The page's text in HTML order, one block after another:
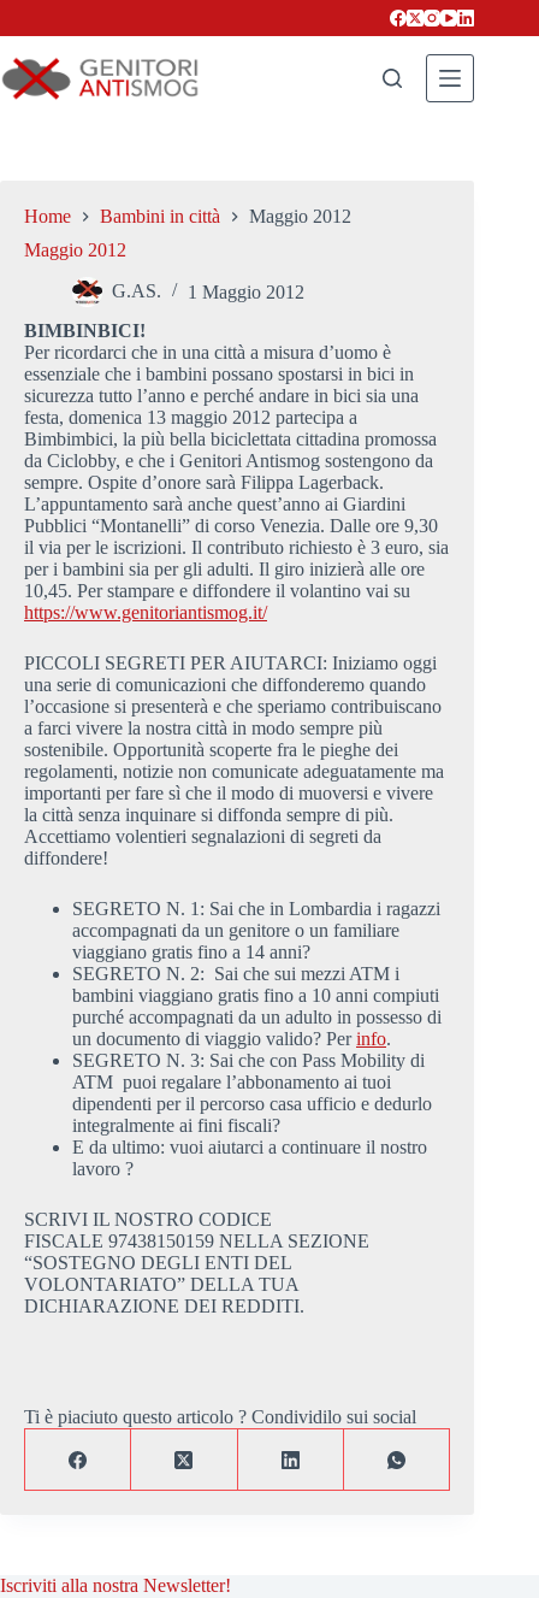
Home Bambini in città
Maggio 2012
Maggio 2012
G.AS.
1 Maggio 2012
BIMBINBICI!
Per ricordarci che in una città a misura d’uomo è
essenziale che i bambini possano spostarsi in bici in
sicurezza tutto l’anno e perché andare in bici sia una
festa, domenica 13 maggio 2012 partecipa a
Bimbimbici, la più bella biciclettata cittadina promossa
da Ciclobby, e che i Genitori Antismog sostengono da
sempre. Ospite d’onore sarà Filippa Lagerback.
L’appuntamento sarà anche quest’anno ai Giardini
Pubblici “Montanelli” di corso Venezia. Dalle ore 9,30
il via per le iscrizioni. Il contributo richiesto è 3 euro, sia
per i bambini sia per gli adulti. Il giro inizierà alle ore
10,45. Per stampare e diffondere il volantino vai su
https://www.genitoriantismog.it/
PICCOLI SEGRETI PER AIUTARCI: Iniziamo oggi
una serie di comunicazioni che diffonderemo quando
l’occasione si presenterà e che speriamo contribuiscano
a farci vivere la nostra città in modo sempre più
sostenibile. Opportunità scoperte fra le pieghe dei
regolamenti, notizie non comunicate adeguatamente ma
importanti per fare sì che il modo di muoversi e vivere
la città senza inquinare si diffonda sempre di più.
Accettiamo volentieri segnalazioni di segreti da
diffondere!
SEGRETO N. 1: Sai che in Lombardia i ragazzi
accompagnati da un genitore o un familiare
viaggiano gratis fino a 14 anni?
SEGRETO N. 2: Sai che sui mezzi ATM i
bambini viaggiano gratis fino a 10 anni compiuti
purché accompagnati da un adulto in possesso di
un documento di viaggio valido? Perinfo.
SEGRETO N. 3: Sai che con Pass Mobility di
ATM puoi regalare l’abbonamento ai tuoi
dipendenti per il percorso casa ufficio e dedurlo
integralmente ai fini fiscali?
E da ultimo: vuoi aiutarci a continuare il nostro
lavoro ?
SCRIVI IL NOSTRO CODICE
FISCALE 97438150159 NELLA SEZIONE
“SOSTEGNO DEGLI ENTI DEL
VOLONTARIATO” DELLA TUA
DICHIARAZIONE DEI REDDITI.
Ti è piaciuto questo articolo ? Condividilo sui social
Iscriviti alla nostra Newsletter!